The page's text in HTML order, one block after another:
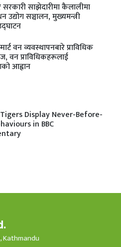
साझेदारीमा कैलालीमा
उद्योग सञ्चालन, मुख्यमन्त्री
वन व्यवस्थापनबारे प्राविधिक
वन प्राविधिकहरूलाई
आह्वान
Tigers Display Never-Before-
in BBC
Kathmandu